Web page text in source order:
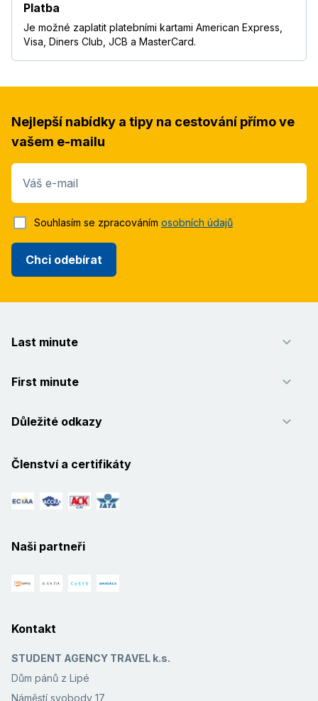
Platba
Je možné zaplatit platebními kartami American Express,
Visa, Diners Club, JCB a MasterCard.
Nejlepší nabídky a tipy na cestování přímo ve
vašem e-mailu
Váš e-mail
Chci odebírat
Souhlasím se zpracováním osobních údajů
Last minute
First minute
Důležité odkazy
Členství a certifikáty
Naši partneři
Kontakt
STUDENT AGENCY TRAVEL k.s.
Dům pánů z Lipé
Náměstí svobody 17